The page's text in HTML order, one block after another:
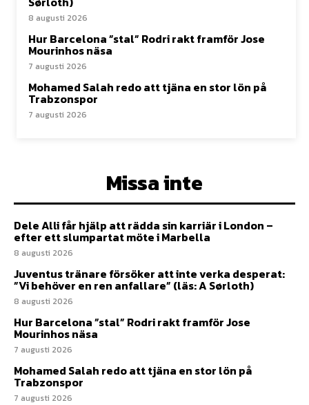
8 augusti 2026
Hur Barcelona ”stal” Rodri rakt framför Jose
Mourinhos näsa
7 augusti 2026
Mohamed Salah redo att tjäna en stor lön på
Trabzonspor
7 augusti 2026
Missa inte
Dele Alli får hjälp att rädda sin karriär i London –
efter ett slumpartat möte i Marbella
8 augusti 2026
Juventus tränare försöker att inte verka desperat:
”Vi behöver en ren anfallare” (läs: A Sørloth)
8 augusti 2026
Hur Barcelona ”stal” Rodri rakt framför Jose
Mourinhos näsa
7 augusti 2026
Mohamed Salah redo att tjäna en stor lön på
Trabzonspor
7 augusti 2026